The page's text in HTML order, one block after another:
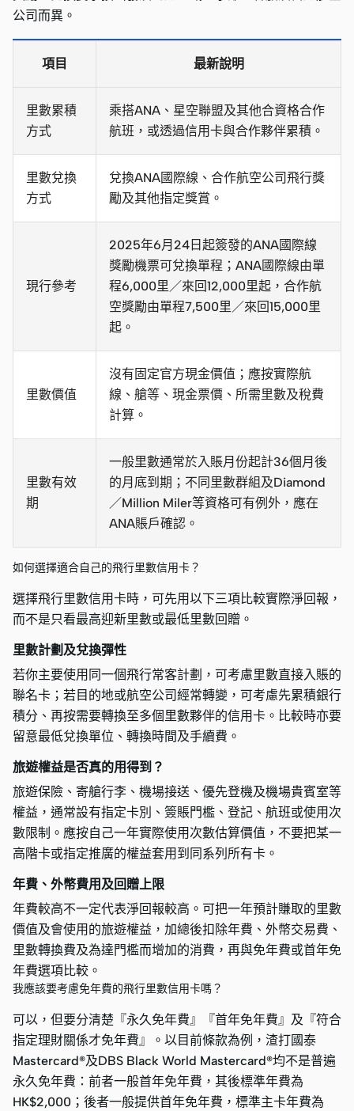
公司而異。
項目 最新說明
里數累積
方式
乘搭ANA、星空聯盟及其他合資格合作
航班，或透過信用卡與合作夥伴累積。
里數兌換
方式
兌換ANA國際線、合作航空公司飛行獎
勵及其他指定獎賞。
現行參考
2025年6月24日起簽發的ANA國際線
獎勵機票可兌換單程；ANA國際線由單
程6,000里／來回12,000里起，合作航
空獎勵由單程7,500里／來回15,000里
起。
里數價值
沒有固定官方現金價值；應按實際航
線、艙等、現金票價、所需里數及稅費
計算。
里數有效
期
一般里數通常於入賬月份起計36個月後
的月底到期；不同里數群組及Diamond
／Million Miler等資格可有例外，應在
ANA賬戶確認。
如何選擇適合自己的飛行里數信用卡？
選擇飛行里數信用卡時，可先用以下三項比較實際淨回報，
而不是只看最高迎新里數或最低里數回贈。
里數計劃及兌換彈性
若你主要使用同一個飛行常客計劃，可考慮里數直接入賬的
聯名卡；若目的地或航空公司經常轉變，可考慮先累積銀行
積分、再按需要轉換至多個里數夥伴的信用卡。比較時亦要
留意最低兌換單位、轉換時間及手續費。
旅遊權益是否真的用得到？
旅遊保險、寄艙行李、機場接送、優先登機及機場貴賓室等
權益，通常設有指定卡別、簽賬門檻、登記、航班或使用次
數限制。應按自己一年實際使用次數估算價值，不要把某一
高階卡或指定推廣的權益套用到同系列所有卡。
年費、外幣費用及回贈上限
年費較高不一定代表淨回報較高。可把一年預計賺取的里數
價值及會使用的旅遊權益，加總後扣除年費、外幣交易費、
里數轉換費及為達門檻而增加的消費，再與免年費或首年免
年費選項比較。
我應該要考慮免年費的飛行里數信用卡嗎？
可以，但要分清楚『永久免年費』『首年免年費』及『符合
指定理財關係才免年費』。以目前條款為例，渣打國泰
Mastercard®及DBS Black World Mastercard®均不是普遍
永久免年費：前者一般首年免年費，其後標準年費為
HK$2,000；後者一般提供首年免年費，標準主卡年費為